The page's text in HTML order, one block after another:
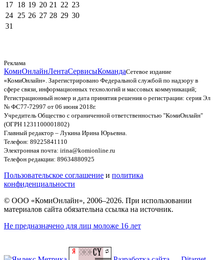
17 18 19 20 21 22 23
24 25 26 27 28 29 30
31
Реклама
КомиОнлайнЛентаСервисыКомандаСетевое издание
«КомиОнлайн». Зарегистрировано Федеральной службой по надзору в
сфере связи, информационных технологий и массовых коммуникаций;
Регистрационный номер и дата принятия решения о регистрации: серия Эл
№ ФС77-72997 от 06 июня 2018г.
Учредитель Общество с ограниченной ответственностью "КомиОнлайн"
(ОГРН 1231100001802)
Главный редактор – Лукина Ирина Юрьевна.
Телефон: 89225841110
Электронная почта: irina@komionline.ru
Телефон редакции: 89634880925
Пользовательское соглашение и политика
конфиденциальности
© ООО «КомиОнлайн», 2006–2026. При использовании
материалов сайта обязательна ссылка на источник.
Не предназначено для лиц моложе 16 лет